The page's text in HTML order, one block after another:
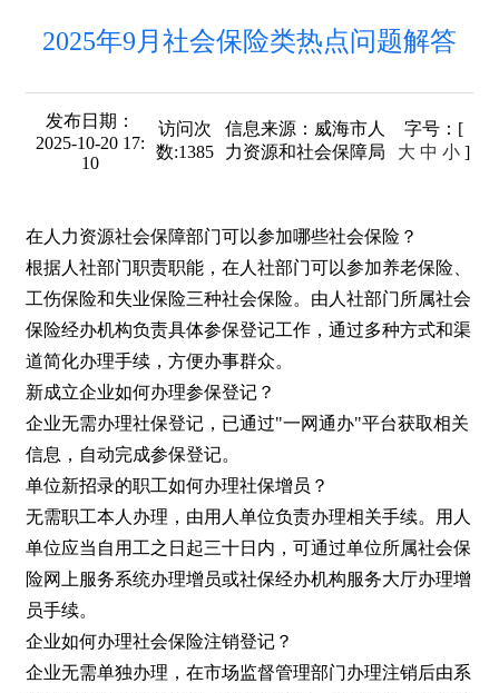
2025年9月社会保险类热点问题解答
发布日期：
2025-10-20 17:
10
访问次
数:1385
信息来源： 威海市人
力资源和社会保障局
字号：[
大 中 小]
在人力资源社会保障部门可以参加哪些社会保险？
根据人社部门职责职能，在人社部门可以参加养老保险、
工伤保险和失业保险三种社会保险。由人社部门所属社会
保险经办机构负责具体参保登记工作，通过多种方式和渠
道简化办理手续，方便办事群众。
新成立企业如何办理参保登记？
企业无需办理社保登记，已通过"一网通办"平台获取相关
信息，自动完成参保登记。
单位新招录的职工如何办理社保增员？
无需职工本人办理，由用人单位负责办理相关手续。用人
单位应当自用工之日起三十日内，可通过单位所属社会保
险网上服务系统办理增员或社保经办机构服务大厅办理增
员手续。
企业如何办理社会保险注销登记？
企业无需单独办理，在市场监督管理部门办理注销后由系